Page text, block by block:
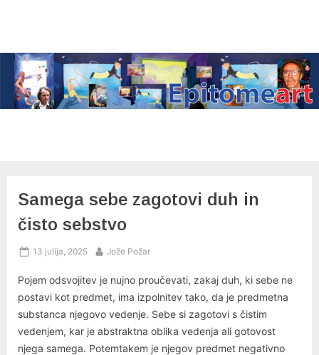
Samega sebe zagotovi duh in
čisto sebstvo
Posted
13 julija, 2025 By
Jože Požar
Pojem odsvojitev je nujno proučevati, zakaj duh, ki sebe ne
postavi kot predmet, ima izpolnitev tako, da je predmetna
substanca njegovo vedenje. Sebe si zagotovi s čistim
vedenjem, kar je abstraktna oblika vedenja ali gotovost
njega samega. Potemtakem je njegov predmet negativno